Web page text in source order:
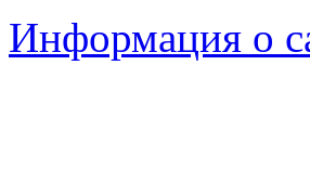
Информация о